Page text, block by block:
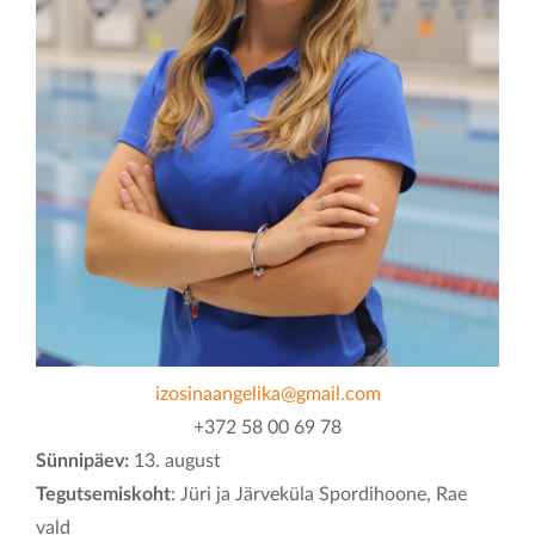
KONTAKT
izosinaangelika@gmail.com
+372 58 00 69 78
Sünnipäev: 13. august
Tegutsemiskoht: Jüri ja Järveküla Spordihoone, Rae
vald